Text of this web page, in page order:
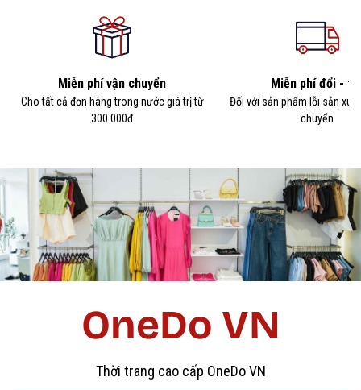
Miễn phí vận chuyển
Cho tất cả đơn hàng trong nước giá trị từ
300.000đ
Miễn phí đổi -
Đối với sản phẩm lỗi sản
chuyển
OneDo VN
Thời trang cao cấp OneDo VN